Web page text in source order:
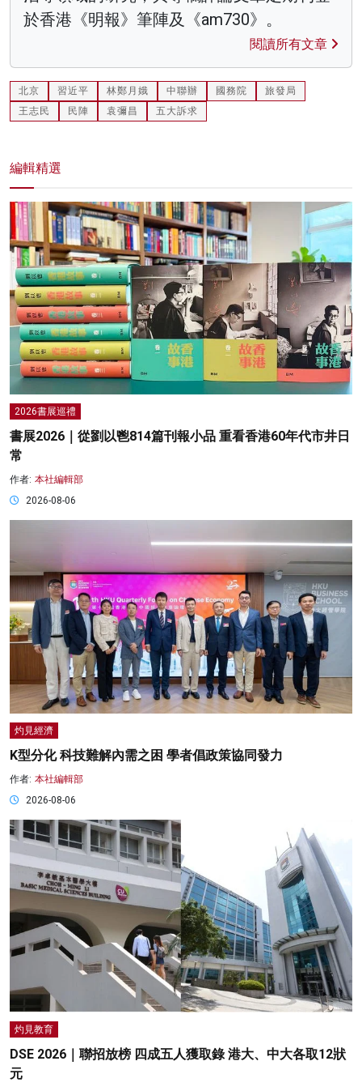
於香港《明報》筆陣及《am730》。
閱讀所有文章
北京 習近平 林鄭月娥 中聯辦 國務院
旅發局
王志民
民陣 袁彌昌 五大訴求
編輯精選
2026書展巡禮
書展2026｜從劉以鬯814篇刊報小品 重看香港60年代市井日
常
作者: 本社編輯部
2026-08-06
灼見經濟
K型分化 科技難解內需之困 學者倡政策協同發力
作者: 本社編輯部
2026-08-06
灼見教育
DSE 2026｜聯招放榜 四成五人獲取錄 港大、中大各取12狀
元